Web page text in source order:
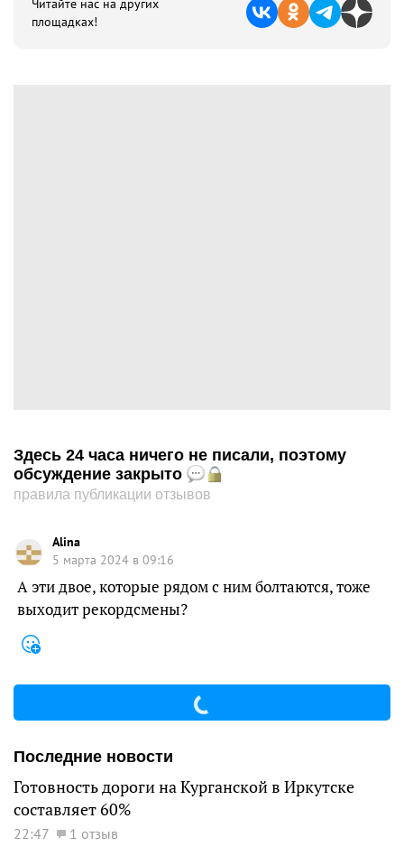
Читайте нас на других
площадках!
Здесь 24 часа ничего не писали, поэтому
обсуждение закрыто
правила публикации отзывов
Alina
5 марта 2024 в 09:16
А эти двое, которые рядом с ним болтаются, тоже
выходит рекордсмены?
Последние новости
Готовность дороги на Курганской в Иркутске
составляет 60%
22:47 1 отзыв